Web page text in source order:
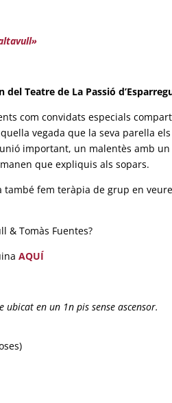
del Teatre de La Passió
com convidats especials
vegada que la seva parella
important, un malentès amb
que expliquis als sopars.
també fem teràpia de grup en
& Tomàs Fuentes?
AQUÍ
en un 1n pis sense ascensor.